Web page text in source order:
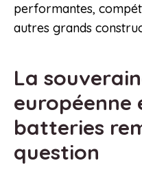
performantes,
autres grands
La
européenne
batteries
question